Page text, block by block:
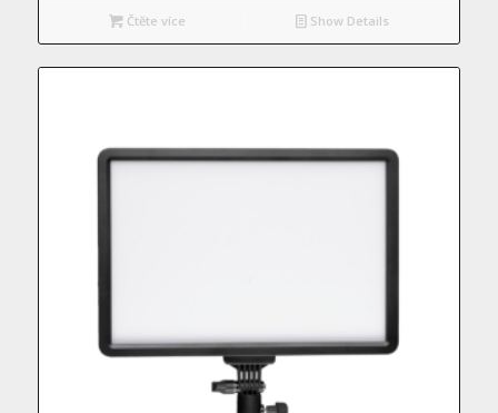
Čtěte více Show Details